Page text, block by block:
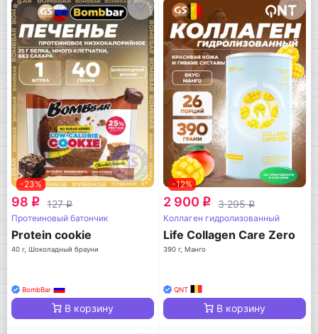
-23%
98 q 127q
Протеиновый батончик
Protein cookie
40 г, Шоколадный брауни
BombBar
В корзину
-12%
2 900 q 3 295q
Коллаген гидролизованный
Life Collagen Care Zero
390 г, Манго
QNT
В корзину